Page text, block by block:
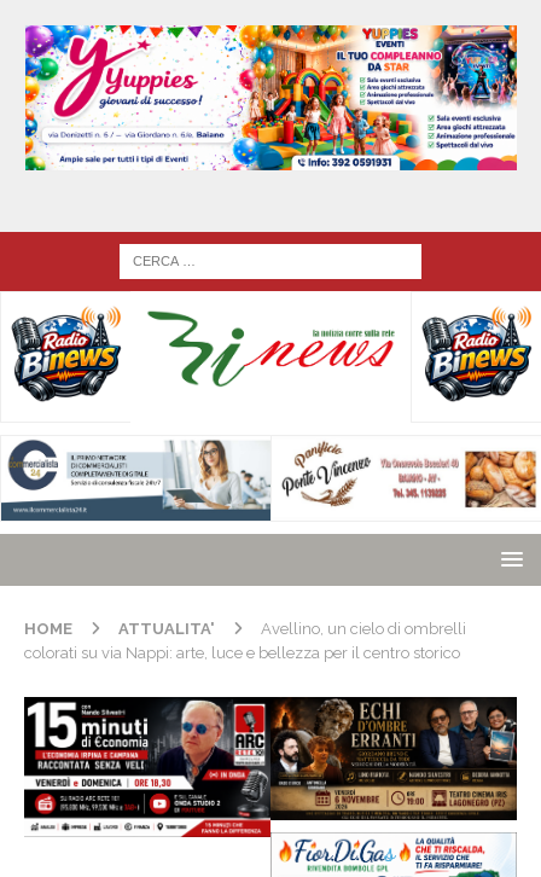
HOME ATTUALITA'
Avellino, un cielo di ombrelli
colorati su via Nappi: arte, luce e bellezza per il centro storico